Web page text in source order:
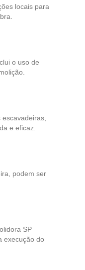
locais para
o uso de
e eficaz.
podem ser
SP
execução do